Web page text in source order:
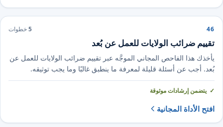
46
5خطوات
تقييم ضرائب الولايات للعمل عن بُعد
يأخذك هذا الفاحص المجاني الموجَّه عبر تقييم ضرائب الولايات للعمل عن
بُعد. أجب عن أسئلة قليلة لمعرفة ما ينطبق غالبًا وما يجب توثيقه.
يتضمن إرشادات موثوقة
افتح الأداة المجانية